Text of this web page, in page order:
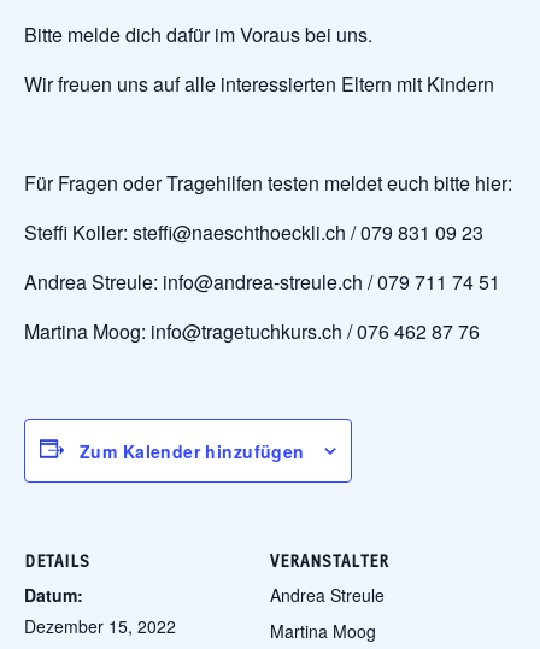
Bitte melde dich dafür im Voraus bei uns.
Wir freuen uns auf alle interessierten Eltern mit Kindern
Für Fragen oder Tragehilfen testen meldet euch bitte hier:
Steffi Koller: steffi@naeschthoeckli.ch / 079 831 09 23
Andrea Streule: info@andrea-streule.ch / 079 711 74 51
Martina Moog: info@tragetuchkurs.ch / 076 462 87 76
Zum Kalender hinzufügen
DETAILS
Datum:
Dezember 15, 2022
VERANSTALTER
Andrea Streule
Martina Moog